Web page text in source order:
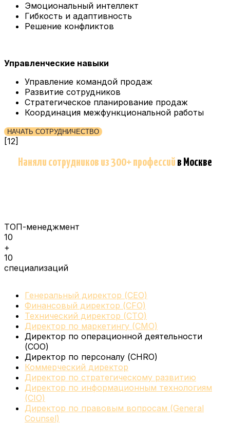
Эмоциональный интеллект
Гибкость и адаптивность
Решение конфликтов
Управленческие навыки
Управление командой продаж
Развитие сотрудников
Стратегическое планирование продаж
Координация межфункциональной работы
НАЧАТЬ СОТРУДНИЧЕСТВО
[12]
Наняли сотрудников из 300+ профессий в Москве
ТОП-менеджмент
10
+
10
специализаций
Генеральный директор (CEO)
Финансовый директор (CFO)
Технический директор (CTO)
Директор по маркетингу (CMO)
Директор по операционной деятельности
(COO)
Директор по персоналу (CHRO)
Коммерческий директор
Директор по стратегическому развитию
Директор по информационным технологиям
(CIO)
Директор по правовым вопросам (General
Counsel)